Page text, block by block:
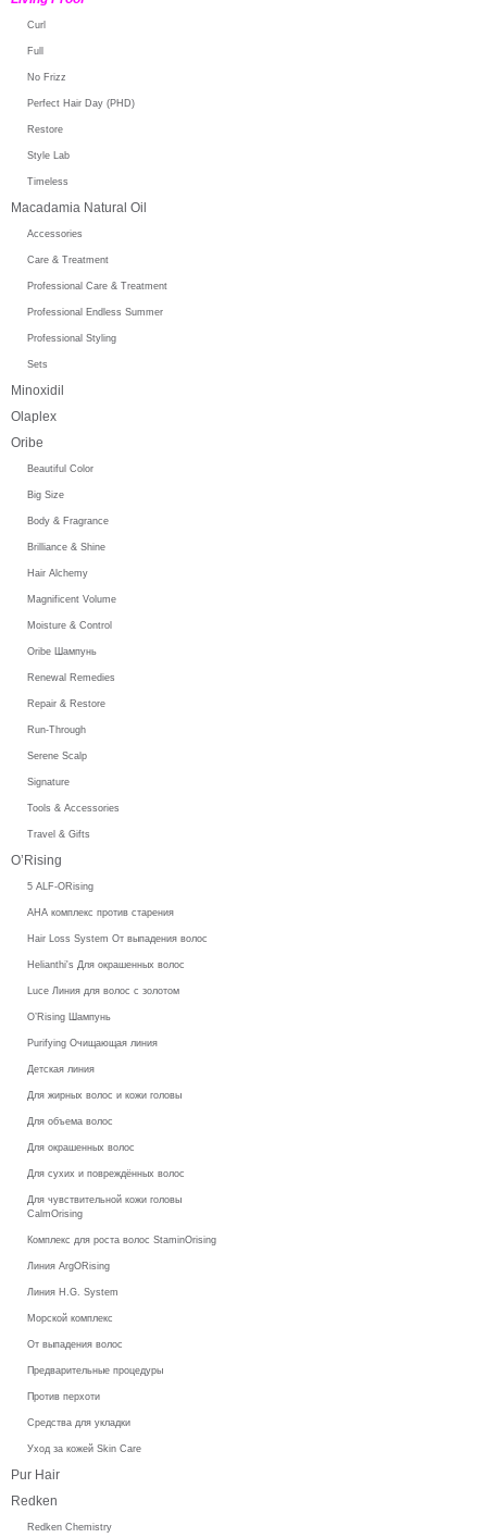
Curl
Full
No Frizz
Perfect Hair Day (PHD)
Restore
Style Lab
Timeless
Macadamia Natural Oil
Accessories
Care & Treatment
Professional Care & Treatment
Professional Endless Summer
Professional Styling
Sets
Minoxidil
Olaplex
Oribe
Beautiful Color
Big Size
Body & Fragrance
Brilliance & Shine
Hair Alchemy
Magnificent Volume
Moisture & Control
Oribe Шампунь
Renewal Remedies
Repair & Restore
Run-Through
Serene Scalp
Signature
Tools & Accessories
Travel & Gifts
O’Rising
5 ALF-ORising
AHA комплекс против старения
Hair Loss System От выпадения волос
Helianthi's Для окрашенных волос
Luce Линия для волос с золотом
O’Rising Шампунь
Purifying Очищающая линия
Детская линия
Для жирных волос и кожи головы
Для объема волос
Для окрашенных волос
Для сухих и повреждённых волос
Для чувствительной кожи головы
CalmOrising
Комплекс для роста волос StaminOrising
Линия ArgORising
Линия H.G. System
Морской комплекс
От выпадения волос
Предварительные процедуры
Против перхоти
Средства для укладки
Уход за кожей Skin Care
Pur Hair
Redken
Redken Chemistry